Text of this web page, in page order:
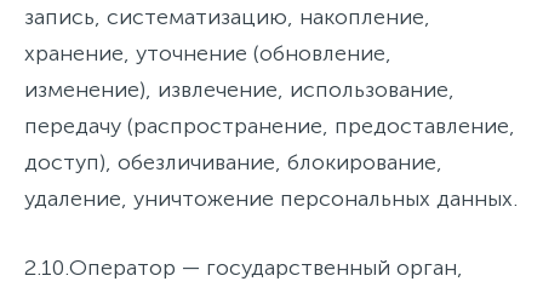
запись, систематизацию, накопление,
хранение, уточнение (обновление,
изменение), извлечение, использование,
передачу (распространение, предоставление,
доступ), обезличивание, блокирование,
удаление, уничтожение персональных данных.
2.10.Оператор — государственный орган,